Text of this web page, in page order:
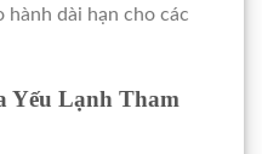
hành dài hạn cho các
Yếu Lạnh Tham